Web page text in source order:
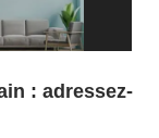
: adressez-